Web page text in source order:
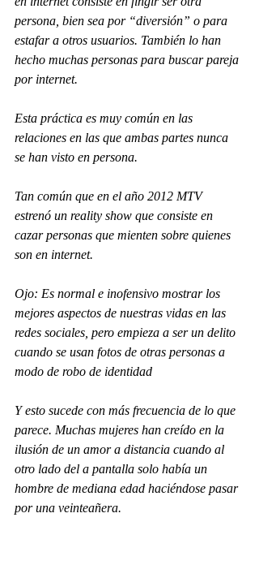
persona, bien sea por “diversión” o para
estafar a otros usuarios. También lo han
hecho muchas personas para buscar pareja
por internet.
Esta práctica es muy común en las
relaciones en las que ambas partes nunca
se han visto en persona.
Tan común que en el año 2012 MTV
estrenó un reality show que consiste en
cazar personas que mienten sobre quienes
son en internet.
Ojo: Es normal e inofensivo mostrar los
mejores aspectos de nuestras vidas en las
redes sociales, pero empieza a ser un delito
cuando se usan fotos de otras personas a
modo de robo de identidad
Y esto sucede con más frecuencia de lo que
parece. Muchas mujeres han creído en la
ilusión de un amor a distancia cuando al
otro lado del a pantalla solo había un
hombre de mediana edad haciéndose pasar
por una veinteañera.